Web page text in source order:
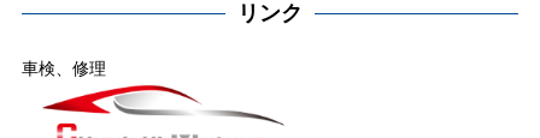
リンク
車検、修理